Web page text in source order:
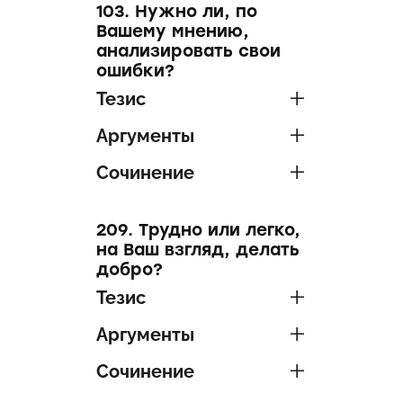
103. Нужно ли, по
Вашему мнению,
анализировать свои
ошибки?
Тезис
Аргументы
Сочинение
209. Трудно или легко,
на Ваш взгляд, делать
добро?
Тезис
Аргументы
Сочинение